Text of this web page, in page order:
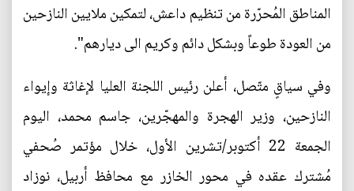
المناطق المُحرّرة من تنظيم داعش، لتمكين ملايين النازحين
من العودة طوعاً وبشكل دائم وكريم الى ديارهم".
وفي سياقٍ متّصل، أعلن رئيس اللجنة العليا لإغاثة وإيواء
النازحين، وزير الهجرة والمهجّرين، جاسم محمد، اليوم
الجمعة 22 أكتوبر/تشرين الأول، خلال مؤتمر صُحفي
مُشترك عقده في محور الخازر مع محافظ أربيل، نوزاد